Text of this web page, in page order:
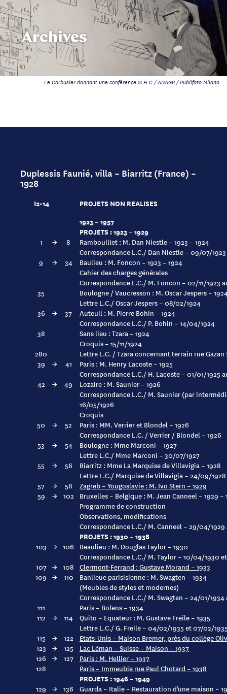
Archives
Le Corbusier donnant une conférence © FLC / ADAGP / Publifoto Milano
Duplessis Faunié, villa – Biarritz (France) –
1928
I2-14
PROJETS NON REALISES
1923 – 1957
PROJETS : 1923 – 1929
1 → 8
Rambouillet : M. Dan Niestle – 1923 – 1924
Correspondance L.C./ Dan Niestle – 09/07/
9
→ 34
Baulieu : M. Foncon – 1923 – 1924
Cahier des charges générales
Correspondance L.C./ M. Foncon – 02/11/1923
35
Boulogne / Vaucresson : M. Oscar Jespers –
Lettre L.C./ Oscar Jespers – 08/02/1924
36
→ 37
Auteuil : M. Pierre Bohin – 1924
Correspondance L.C./ P. Bohin – 14/04/1924
38
Sans lieu : Tzara – 1924
Croquis – 15/11/1924
280
Lettre L.C. / Tzara concernant terrain rue Gazan
39
→ 41
Paris : M. Henry Lacoste – 1925
Correspondance L.C./ H. Lacoste – 01/01/1925
42
→ 49
Lozaire : M. Saunier – 1926
Correspondance L.C./ M. Saunier (par
16/05/1926
Croquis
50
→ 52
Paris : MM. Verrier et Blondel – 1926
Correspondance L.C. / Verrier / Blondel – 1926
53
→ 54
Boulogne : Mme Marconi – 1927
Lettre L.C./ Mme Marconi – 30/07/1927
55
→ 56
Biarritz : Mme La Marquise de Villavigia – 1928
Lettre L.C./ Marquise de Villavigia – 24/09/1928
57
→ 58
Zagreb – Yougoslavie : M. Ivo Stern – 1929
59
→ 102
Bruxelles – Belgique : M. Jean Canneel – 1929 –
Programme de construction
Observations, modifications
Correspondance L.C./ M. Canneel – 29/04/1929
PROJETS : 1930 – 1938
103 → 106
Beaulieu : M. Douglas Taylor – 1930
Correspondance L.C./ M. Taylor – 10/04/1930
107 → 108 Clermont-Ferrand : Gustave Morand – 1933
109 → 110
Banlieue parisisienne : M. Swagten – 1934
(Meubles de styles et modernes)
Correspondance L.C./ M. Swagten – 24/01/
111
Paris – Bolens – 1934
112
→ 114
Quito – Equateur : M. Gustave Freile – 1935
Lettre L.C./ G. Freile – 04/02/1935 et 07/02/
115
→ 122
Etats-Unis – Maison Bremer, près du collège
123
→ 125
Lac Léman – Suisse – Maison – 1937
126
→ 127
Paris : M. Hellier – 1937
128
Paris – Immeuble rue Paul Chotard – 1938
PROJETS : 1946 – 1949
129 → 136
Guarda – Italie – Restauration d’une maison –